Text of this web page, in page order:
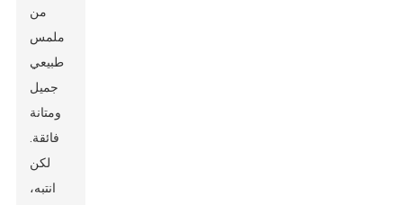
من
ملمس
طبيعي
جميل
ومتانة
فائقة.
لكن
انتبه،